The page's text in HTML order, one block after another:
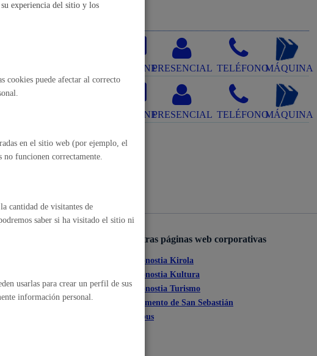
público, residuos y medioambiente
ONLINEPRESENCIAL TELÉFONOMÁQUINA
ONLINEPRESENCIAL TELÉFONOMÁQUINA
- GeoDonostia
Otras páginas web corporativas
Donostia Kirola
Donostia Kultura
Donostia Turismo
Fomento de San Sebastián
Dbus
experiencia del sitio y los
cookies puede afectar al correcto
en el sitio web (por ejemplo, el
funcionen correctamente.
cantidad de visitantes de
saber si ha visitado el sitio ni
usarlas para crear un perfil de sus
información personal.